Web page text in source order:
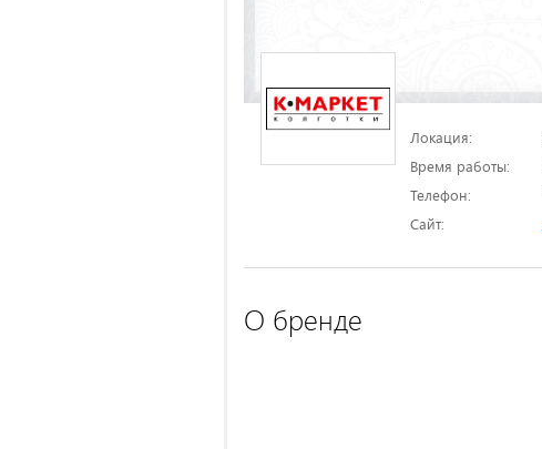
Локация:
Время работы:
Телефон:
Сайт:
О бренде